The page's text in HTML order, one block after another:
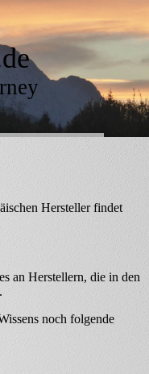
Hersteller findet
an Herstellern, die in den
noch folgende